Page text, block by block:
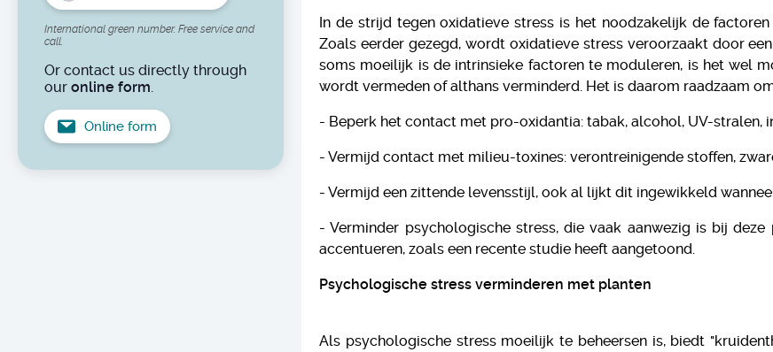
International green number. Free service and
call.
Or contact us directly through
our online form.
Online form
In de strijd tegen oxidatieve stress is het noodzakelijk de
Zoals eerder gezegd, wordt oxidatieve stress veroorzaakt door
soms moeilijk is de intrinsieke factoren te moduleren, is het wel
wordt vermeden of althans verminderd. Het is daarom raadzaam
- Beperk het contact met pro-oxidantia: tabak, alcohol, UV-stralen,
- Vermijd contact met milieu-toxines: verontreinigende stoffen,
- Vermijd een zittende levensstijl, ook al lijkt dit ingewikkeld
- Verminder psychologische stress, die vaak aanwezig is bij
accentueren, zoals een recente studie heeft aangetoond.
Psychologische stress verminderen met planten
Als psychologische stress moeilijk te beheersen is, biedt